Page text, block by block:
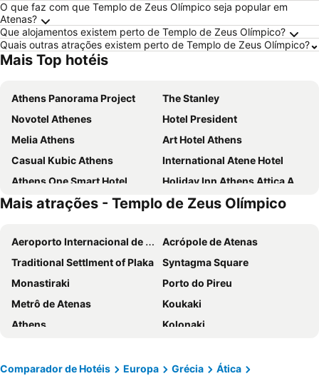
O que faz com que Templo de Zeus Olímpico seja popular em
Atenas?
Que alojamentos existem perto de Templo de Zeus Olímpico?
Quais outras atrações existem perto de Templo de Zeus Olímpico?
Mais Top hotéis
Athens Panorama Project
The Stanley
Novotel Athenes
Hotel President
Melia Athens
Art Hotel Athens
Casual Kubic Athens
International Atene Hotel
Athens One Smart Hotel
Holiday Inn Athens Attica Av. Airport West by IHG
Marina Hotel Athens
Zeus Wyndham Grand Athens
Athens Tiare by Mage Hotels
Amalia Hotel Athens
Acropolis View Hotel
Arion Athens Hotel
Parnon Hotel
Attalos Hotel
Central Hotel
Acropolis Hill Hotel
Kimon Hotel Athens
Evita Asty
Alassia Hotel
Titania Hotel
Mais atrações - Templo de Zeus Olímpico
Aeroporto Internacional de Atenas
Acrópole de Atenas
Traditional Settlment of Plaka
Syntagma Square
Monastiraki
Porto do Pireu
Metrô de Atenas
Koukaki
Athens
Kolonaki
Parthenon
Lavrio Port
Comparador de Hotéis Europa Grécia
Ática